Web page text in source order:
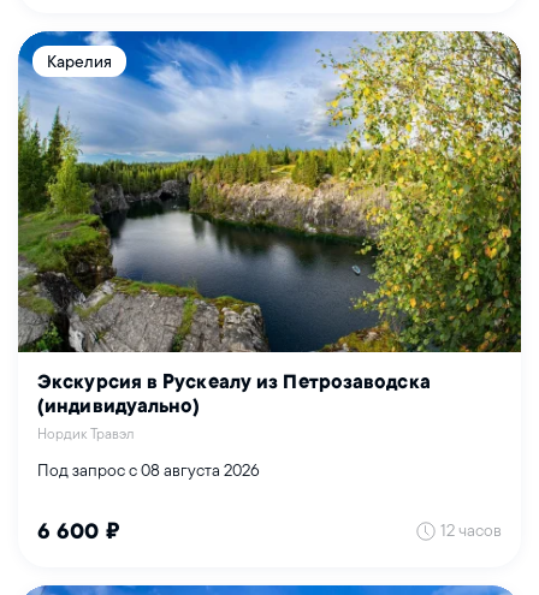
Карелия
Экскурсия в Рускеалу из Петрозаводска
(индивидуально)
Нордик Травэл
Под запрос с 08 августа 2026
6 600 ₽ 12 часов